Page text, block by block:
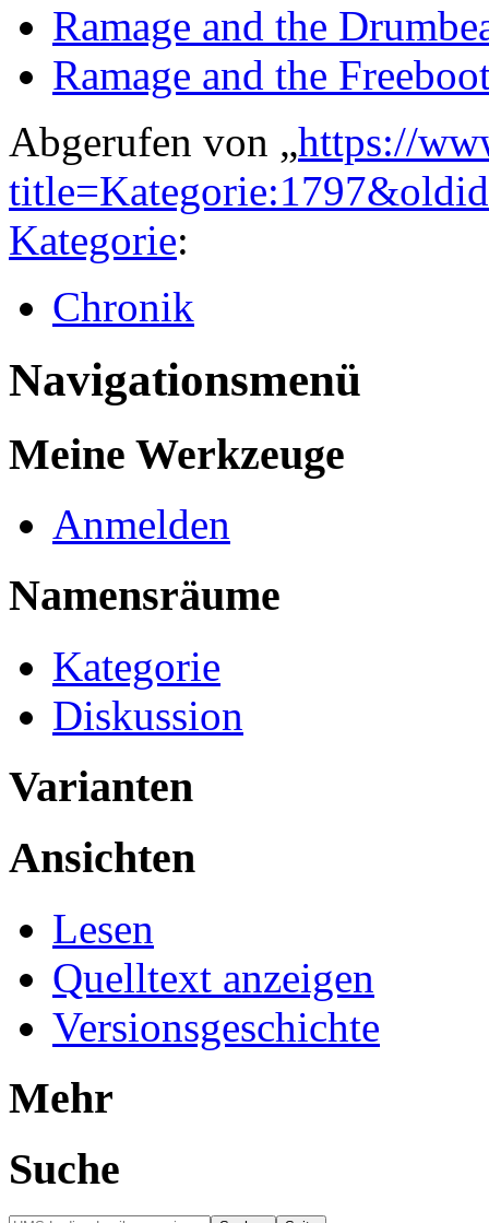
Ramage and the
Ramage and the
Abgerufen von „https://
Kategorie:
Chronik
Navigationsmenü
Meine Werkzeuge
Anmelden
Namensräume
Kategorie
Diskussion
Varianten
Ansichten
Lesen
Quelltext anzeigen
Versionsgeschichte
Mehr
Suche